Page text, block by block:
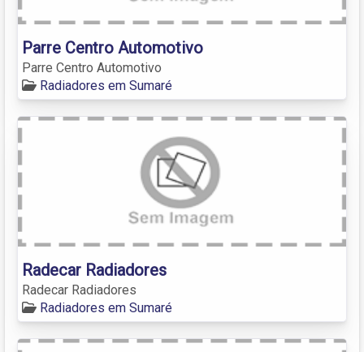
Parre Centro Automotivo
Parre Centro Automotivo
Radiadores em Sumaré
Radecar Radiadores
Radecar Radiadores
Radiadores em Sumaré